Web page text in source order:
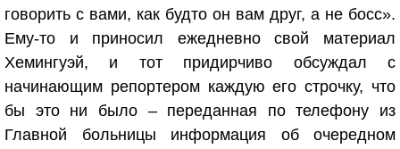
говорить с вами, как будто он вам друг, а не босс».
Ему-то и приносил ежедневно свой материал
Хемингуэй, и тот придирчиво обсуждал с
начинающим репортером каждую его строчку, что
бы это ни было – переданная по телефону из
Главной больницы информация об очередном